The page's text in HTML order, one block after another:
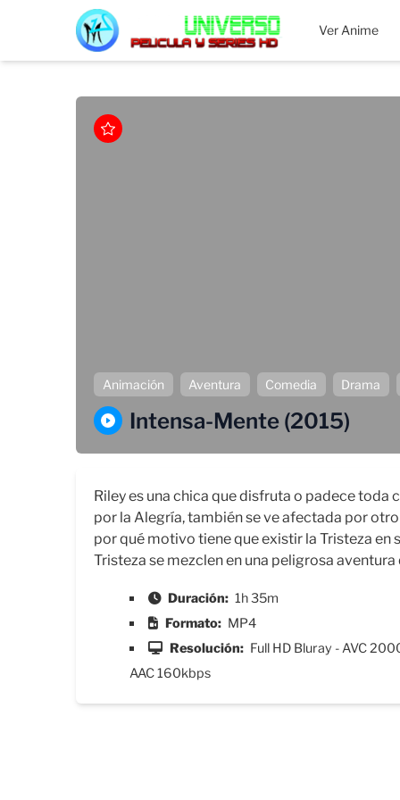
MEGAUNIVERSO Ver Anime
Animación Aventura Comedia Drama
Intensa-Mente (2015)
Riley es una chica que disfruta o padece
por la Alegría, también se ve afectada por
por qué motivo tiene que existir la Tristeza en
Tristeza se mezclen en una peligrosa
Duración: 1h 35m
Formato: MP4
Resolución: Full HD Bluray - AVC
AAC 160kbps